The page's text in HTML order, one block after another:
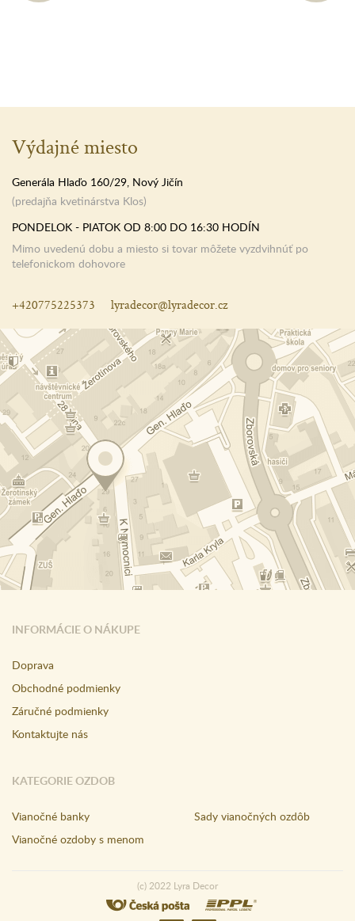
INFORMÁCIE O NÁKUPE
Doprava
Obchodné podmienky
Záručné podmienky
Kontaktujte nás
KATEGORIE OZDOB
Vianočné banky
Vianočné ozdoby s menom
Sady vianočných ozdôb
(c) 2022 Lyra Decor
Výdajné miesto
Generála Hlaďo 160/29, Nový Jičín
(predajňa kvetinárstva Klos)
PONDELOK - PIATOK OD 8:00 DO 16:30 HODÍN
Mimo uvedenú dobu a miesto si tovar môžete vyzdvihnúť po
telefonickom dohovore
+420775225373 lyradecor@lyradecor.cz